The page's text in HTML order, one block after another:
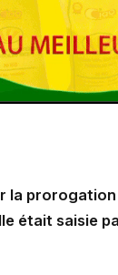
la prorogation
était saisie